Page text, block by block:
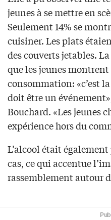
jeunes à se mettre en
Seulement 14% se
cuisiner. Les plats
des couverts jetables.
que les jeunes
consommation: «c’est
doit être un
Bouchard. «Les jeunes
expérience hors du
L’alcool était
cas, ce qui accentue
rassemblement autour